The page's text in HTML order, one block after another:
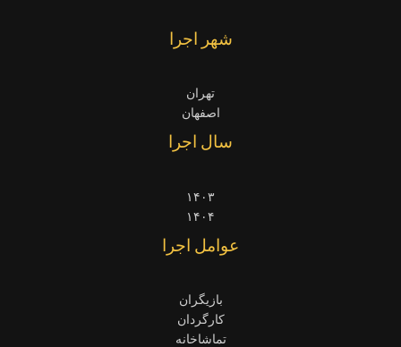
شهر اجرا
تهران
اصفهان
سال اجرا
۱۴۰۳
۱۴۰۴
عوامل اجرا
بازیگران
کارگردان
تماشاخانه